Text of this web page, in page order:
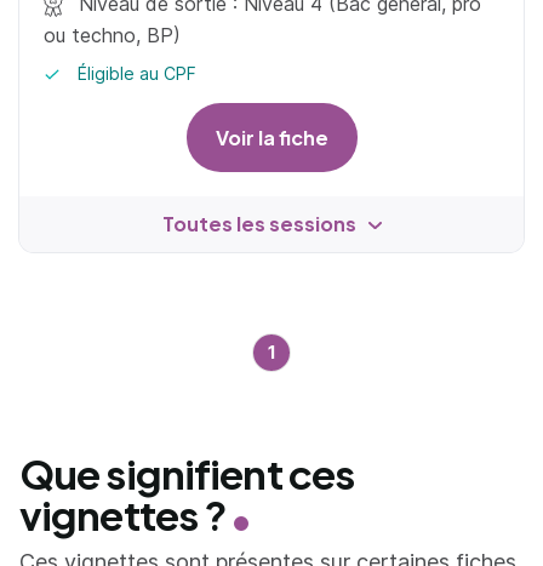
ou techno, BP)
Éligible au CPF
Voir la fiche
Toutes les sessions
1
Que signifient ces
vignettes ?